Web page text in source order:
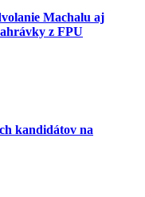
Machalu aj
z FPU
kandidátov na